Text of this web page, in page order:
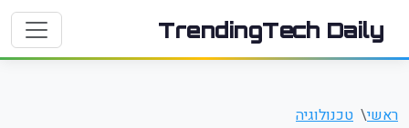
TrendingTech Daily
ראשי
טכנולוגיה